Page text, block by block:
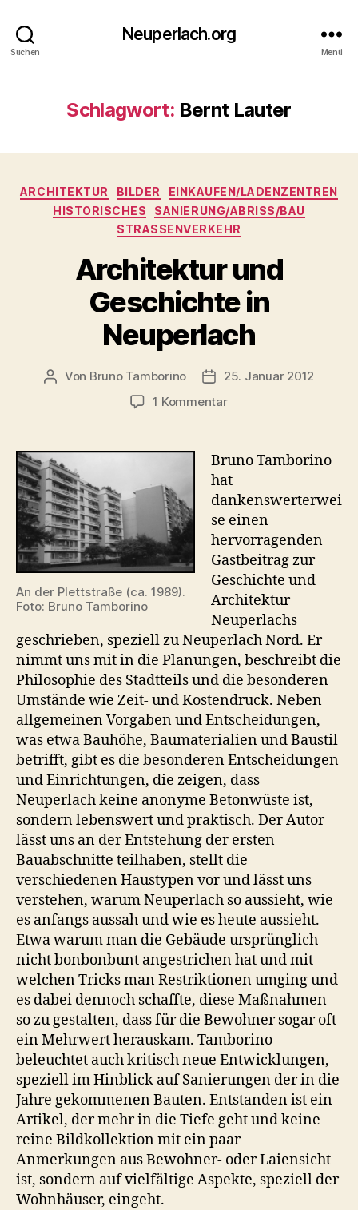
Suchen
Neuperlach.org
Menü
Schlagwort: Bernt Lauter
Kategorien
ARCHITEKTUR BILDER
EINKAUFEN/LADENZENTREN
HISTORISCHES
SANIERUNG/ABRISS/BAU
STRASSENVERKEHR
Architektur und
Geschichte in
Neuperlach
Beitragsautor
Von Bruno Tamborino Veröffentlichungsdatum
25. Januar 2012
1 Kommentarzu
Geschichte
Neuperlach
An der Plettstraße (ca. 1989).
Foto: Bruno Tamborino
Bruno Tamborino
hat
dankenswerterwei
se einen
hervorragenden
Gastbeitrag zur
Geschichte und
Architektur
Neuperlachs
geschrieben, speziell zu Neuperlach Nord. Er
nimmt uns mit in die Planungen, beschreibt die
Philosophie des Stadtteils und die besonderen
Umstände wie Zeit- und Kostendruck. Neben
allgemeinen Vorgaben und Entscheidungen,
was etwa Bauhöhe, Baumaterialien und Baustil
betrifft, gibt es die besonderen Entscheidungen
und Einrichtungen, die zeigen, dass
Neuperlach keine anonyme Betonwüste ist,
sondern lebenswert und praktisch. Der Autor
lässt uns an der Entstehung der ersten
Bauabschnitte teilhaben, stellt die
verschiedenen Haustypen vor und lässt uns
verstehen, warum Neuperlach so aussieht, wie
es anfangs aussah und wie es heute aussieht.
Etwa warum man die Gebäude ursprünglich
nicht bonbonbunt angestrichen hat und mit
welchen Tricks man Restriktionen umging und
es dabei dennoch schaffte, diese Maßnahmen
so zu gestalten, dass für die Bewohner sogar oft
ein Mehrwert herauskam. Tamborino
beleuchtet auch kritisch neue Entwicklungen,
speziell im Hinblick auf Sanierungen der in die
Jahre gekommenen Bauten. Entstanden ist ein
Artikel, der mehr in die Tiefe geht und keine
reine Bildkollektion mit ein paar
Anmerkungen aus Bewohner- oder Laiensicht
ist, sondern auf vielfältige Aspekte, speziell der
Wohnhäuser, eingeht.